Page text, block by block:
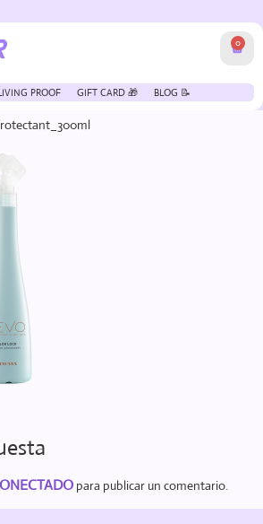
0
PROOF GIFT CARD 🎁 BLOG 📝
para publicar un comentario.